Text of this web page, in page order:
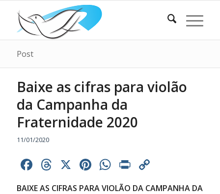
Post
Baixe as cifras para violão
da Campanha da
Fraternidade 2020
11/01/2020
Facebook
Threads
X Pinterest
WhatsApp
Print
Link
BAIXE AS CIFRAS PARA VIOLÃO DA CAMPANHA DA